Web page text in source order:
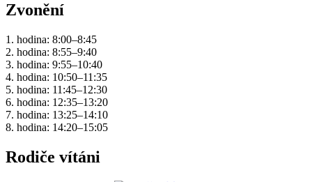
Zvonění
1. hodina: 8:00–8:45
2. hodina: 8:55–9:40
3. hodina: 9:55–10:40
4. hodina: 10:50–11:35
5. hodina: 11:45–12:30
6. hodina: 12:35–13:20
7. hodina: 13:25–14:10
8. hodina: 14:20–15:05
Rodiče vítáni